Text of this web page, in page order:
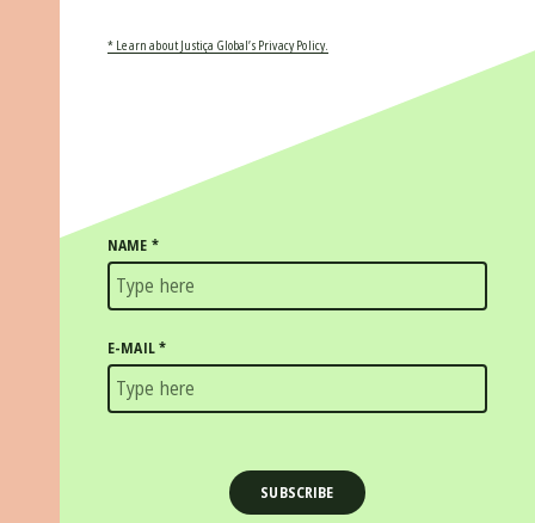
* Learn about Justiça Global’s Privacy Policy.
NAME *
E-MAIL*